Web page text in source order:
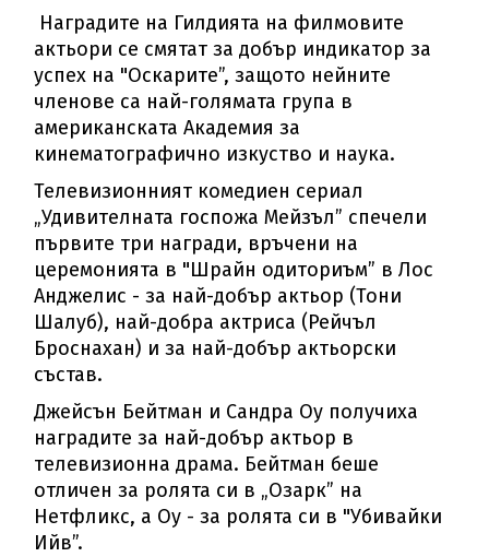
Наградите на Гилдията на филмовите
актьори се смятат за добър индикатор за
успех на "Оскарите”, защото нейните
членове са най-голямата група в
американската Академия за
кинематографично изкуство и наука.
Телевизионният комедиен сериал
„Удивителната госпожа Мейзъл” спечели
първите три награди, връчени на
церемонията в "Шрайн одиториъм” в Лос
Анджелис - за най-добър актьор (Тони
Шалуб), най-добра актриса (Рейчъл
Броснахан) и за най-добър актьорски
състав.
Джейсън Бейтман и Сандра Оу получиха
наградите за най-добър актьор в
телевизионна драма. Бейтман беше
отличен за ролята си в „Озарк” на
Нетфликс, а Оу - за ролята си в "Убивайки
Ийв”.